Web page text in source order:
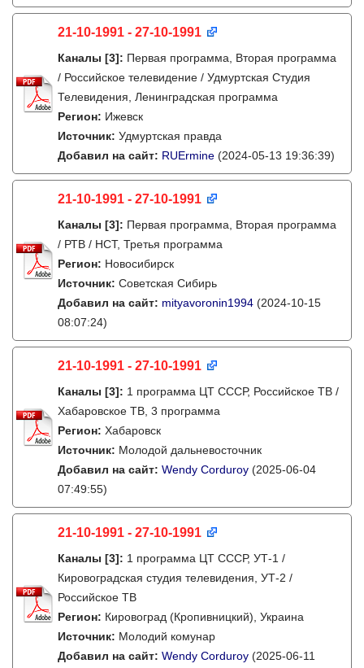
21-10-1991 - 27-10-1991
Каналы [3]: Первая программа, Вторая программа
/ Российское телевидение / Удмуртская Студия
Телевидения, Ленинградская программа
Регион: Ижевск
Источник: Удмуртская правда
Добавил на сайт: RUErmine (2024-05-13 19:36:39)
21-10-1991 - 27-10-1991
Каналы [3]: Первая программа, Вторая программа
/ РТВ / НСТ, Третья программа
Регион: Новосибирск
Источник: Советская Сибирь
Добавил на сайт: mityavoronin1994 (2024-10-15
08:07:24)
21-10-1991 - 27-10-1991
Каналы [3]: 1 программа ЦТ СССР, Российское ТВ /
Хабаровское ТВ, 3 программа
Регион: Хабаровск
Источник: Молодой дальневосточник
Добавил на сайт: Wendy Corduroy (2025-06-04
07:49:55)
21-10-1991 - 27-10-1991
Каналы [3]: 1 программа ЦТ СССР, УТ-1 /
Кировоградская студия телевидения, УТ-2 /
Российское ТВ
Регион: Кировоград (Кропивницкий), Украина
Источник: Молодий комунар
Добавил на сайт: Wendy Corduroy (2025-06-11